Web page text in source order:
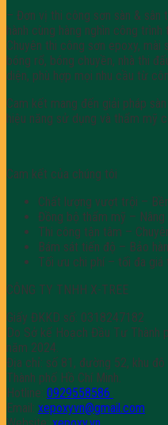
– Đơn vị thi công sơn sàn & sân
hành cùng hàng nghìn công
Chuyên thi công sơn epoxy, mài
bóng rổ, bóng chuyền, nhà thi
diện, phù hợp mọi nhu cầu từ
Cam kết mang đến giải pháp
hiệu năng sử dụng và thẩm mỹ
Cam kết của chúng tôi
Chất lượng vượt trội –
Đồng bộ thẩm mỹ – Nâng
Thi công tận tâm –
Bám sát tiến độ – Bảo
Tối ưu chi phí – tối đa giá
CÔNG TY TNHH X-TREE
Giấy ĐKKD số: 0318247182
Do Sở kế Hoạch Đầu Tư Thành
năm 2024.
Địa chỉ: số 81, đường 52, khu
Thành phố Hồ Chí Minh.
Hotline: 0929558586
Email: xepoxyvn@gmail.com